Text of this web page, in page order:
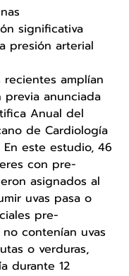
significativa
presión arterial
recientes amplían
previa anunciada
Anual del
de Cardiología
En este estudio, 46
con pre-
asignados al
uvas pasa o
pre-
contenían uvas
o verduras,
durante 12